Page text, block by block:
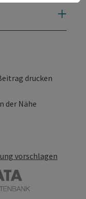
drucken
der Nähe
vorschlagen